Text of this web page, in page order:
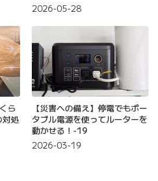
2026-05-28
ら
対処
【災害への備え】停電でもポー
タブル電源を使ってルーターを
動かせる！-19
2026-03-19